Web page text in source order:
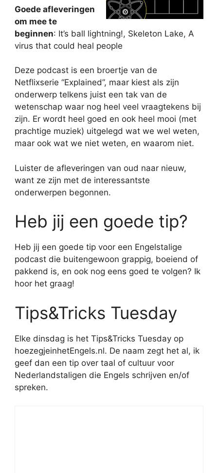
Goede afleveringen
om mee te
beginnen: It’s ball lightning!, Skeleton Lake, A
virus that could heal people
Deze podcast is een broertje van de
Netflixserie “Explained”, maar kiest als zijn
onderwerp telkens juist een tak van de
wetenschap waar nog heel veel vraagtekens bij
zijn. Er wordt heel goed en ook heel mooi (met
prachtige muziek) uitgelegd wat we wel weten,
maar ook wat we niet weten, en waarom niet.
Luister de afleveringen van oud naar nieuw,
want ze zijn met de interessantste
onderwerpen begonnen.
Heb jij een goede tip?
Heb jij een goede tip voor een Engelstalige
podcast die buitengewoon grappig, boeiend of
pakkend is, en ook nog eens goed te volgen? Ik
hoor het graag!
Tips&Tricks Tuesday
Elke dinsdag is het Tips&Tricks Tuesday op
hoezegjeinhetEngels.nl. De naam zegt het al, ik
geef dan een tip over taal of cultuur voor
Nederlandstaligen die Engels schrijven en/of
spreken.